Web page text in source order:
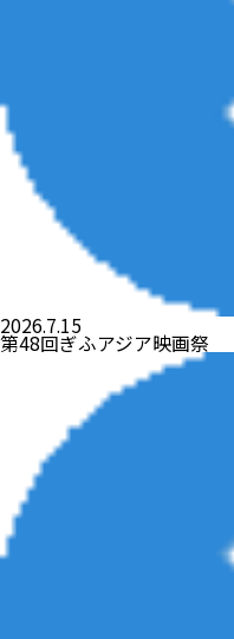
2026.7.15
第48回ぎふアジア映画祭